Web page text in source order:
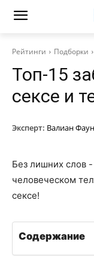
Рейтинги Подборки
Топ-15
сексе и
Эксперт: Валиан
Без лишних слов
человеческом
сексе!
Содержание